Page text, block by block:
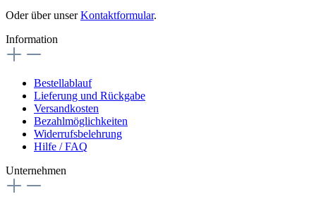
Oder über unserKontaktformular.
Information
Bestellablauf
Lieferung und Rückgabe
Versandkosten
Bezahlmöglichkeiten
Widerrufsbelehrung
Hilfe / FAQ
Unternehmen